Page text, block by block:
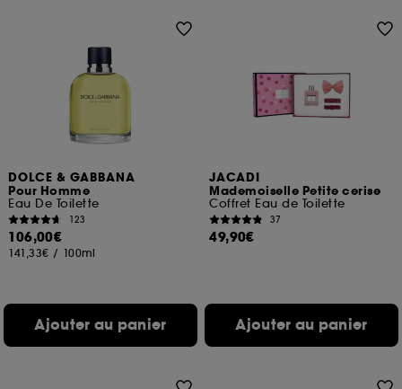
DOLCE & GABBANA
Pour Homme
Eau De Toilette
123
106,00€
141,33€ / 100ml
Ajouter au panier
JACADI
Mademoiselle Petite cerise
Coffret Eau de Toilette
37
49,90€
Ajouter au panier